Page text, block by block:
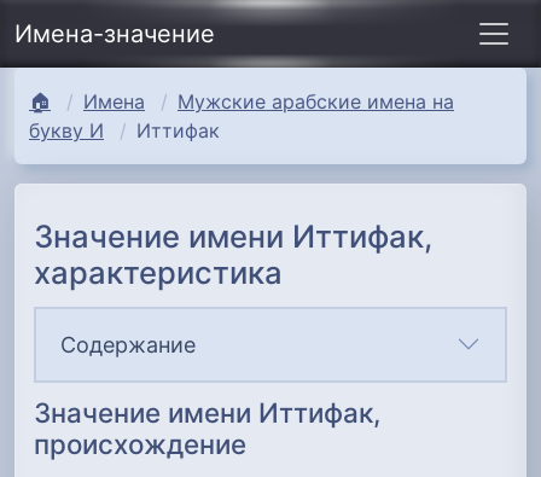
Имена-значение
🏠 Имена
Мужские арабские имена на
букву И
Иттифак
Значение имени Иттифак,
характеристика
Содержание
Значение имени Иттифак,
происхождение